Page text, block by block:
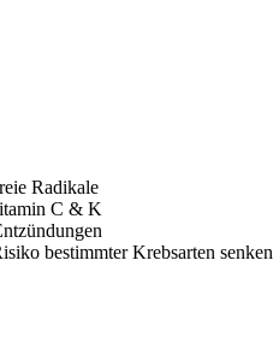
Radikale
C & K
bestimmter Krebsarten senken